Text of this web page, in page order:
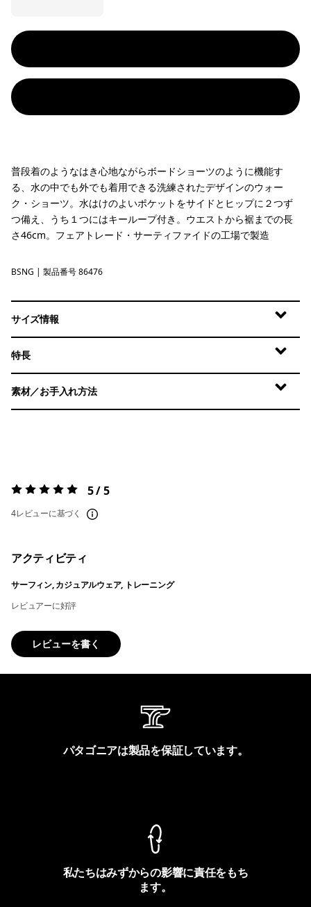
普段着のようなはき心地ながらボードショーツのように機能す
る、水の中でも外でも着用できる洗練されたデザインのウォー
ク・ショーツ。水はけのよいポケットをサイドとヒップに２つず
つ備え、うち１つにはキーループ付き。ウエストから裾までの長
さ46cm。フェアトレード・サーティファイドの工場で製造
Basin Green
BSNG | 製品番号 86476
サイズ情報
特長
素材／お手入れ方法
評価:5 / 5 5 / 5
4レビューに基づく
アクティビティ
サーフィン, カジュアルウェア, トレーニング
レビュアーに好評
レビューを書く
パタゴニアは製品を保証しています。
私たちはみずからの影響に責任をもち
ます。